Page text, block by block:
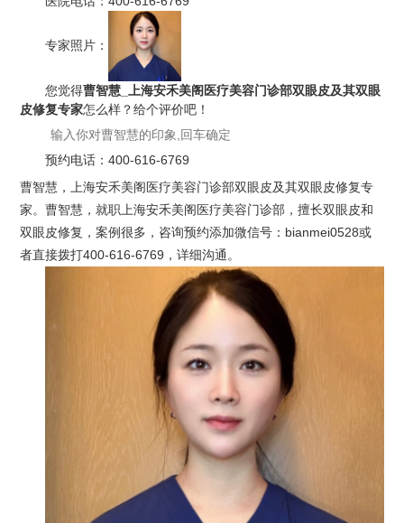
专家照片：
您觉得曹智慧_上海安禾美阁医疗美容门诊部双眼皮及其双眼
皮修复专家怎么样？给个评价吧！
预约电话：400-616-6769
曹智慧，上海安禾美阁医疗美容门诊部双眼皮及其双眼皮修复专
家。曹智慧，就职上海安禾美阁医疗美容门诊部，擅长双眼皮和
双眼皮修复，案例很多，咨询预约添加微信号：bianmei0528或
者直接拨打400-616-6769，详细沟通。